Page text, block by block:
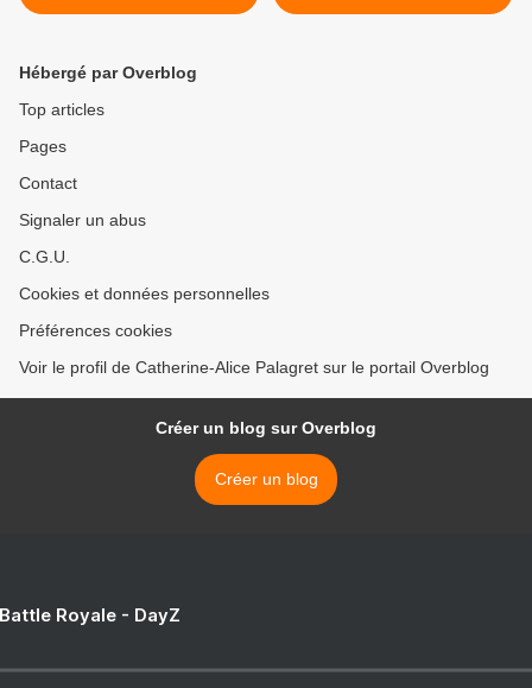
composées >
Hébergé par Overblog
Top articles
Pages
Contact
Signaler un abus
C.G.U.
Cookies et données personnelles
Préférences cookies
Voir le profil de Catherine-Alice Palagret sur le portail Overblog
Créer un blog sur Overblog
Créer un blog
Royale - DayZ